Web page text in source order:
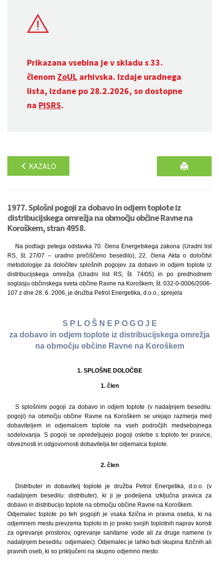
Prikazana vsebina je v skladu s 33.
členom ZoUL arhivska. Izdaje uradnega
lista, izdane po 28.2.2026, so dostopne
na PISRS.
KAZALO
1977. Splošni pogoji za dobavo in odjem toplote iz
distribucijskega omrežja na območju občine Ravne na
Koroškem, stran 4958.
Na podlagi petega odstavka 70. člena Energetskega zakona (Uradni list
RS, št. 27/07 – uradno prečiščeno besedilo), 22. člena Akta o določitvi
metodologije za določitev splošnih pogojev za dobavo in odjem toplote iz
distribucijskega omrežja (Uradni list RS, št. 74/05) in po predhodnem
soglasju občinskega sveta občine Ravne na Koroškem, št. 032-0-0006/2006-
107 z dne 28. 6. 2006, je družba Petrol Energetika, d.o.o., sprejela
S P L O Š N E P O G O J E
za dobavo in odjem toplote iz distribucijskega omrežja
na območju občine Ravne na Koroškem
1. SPLOŠNE DOLOČBE
1. člen
S splošnimi pogoji za dobavo in odjem toplote (v nadaljnjem besedilu:
pogoji) na območju občine Ravne na Koroškem se urejajo razmerja med
dobaviteljem in odjemalcem toplote na vseh področjih medsebojnega
sodelovanja. S pogoji se opredeljujejo pogoji oskrbe s toploto ter pravice,
obveznosti in odgovornosti dobavitelja ter odjemalca toplote.
2. člen
Distributer in dobavitelj toplote je družba Petrol Energetika, d.o.o. (v
nadaljnjem besedilu: distributer), ki ji je podeljena izključna pravica za
dobavo in distribucijo toplote na območju občine Ravne na Koroškem.
Odjemalec toplote po teh pogojih je vsaka fizična in pravna oseba, ki na
odjemnem mestu prevzema toploto in jo preko svojih toplotnih naprav koristi
za ogrevanje prostorov, ogrevanje sanitarne vode ali za druge namene (v
nadaljnjem besedilu: odjemalec). Odjemalec je lahko tudi skupina fizičnih ali
pravnih oseb, ki so priključeni na skupno odjemno mesto.